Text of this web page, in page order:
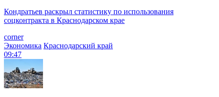
Кондратьев раскрыл статистику по использования
соцконтракта в Краснодарском крае
corner
Экономика Краснодарский край
09:47